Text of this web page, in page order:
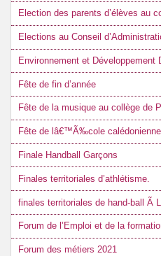
Election des parents d’élèves au
Elections au Conseil
Environnement et Développement
Fête de fin d’année
Fête de la musique au collège de
Fête de lâ€™Ã‰cole calédonienne
Finale Handball Garçons
Finales territoriales d’athlétisme.
finales territoriales de hand-ball Ã
Forum de l’Emploi et de la
Forum des métiers 2021